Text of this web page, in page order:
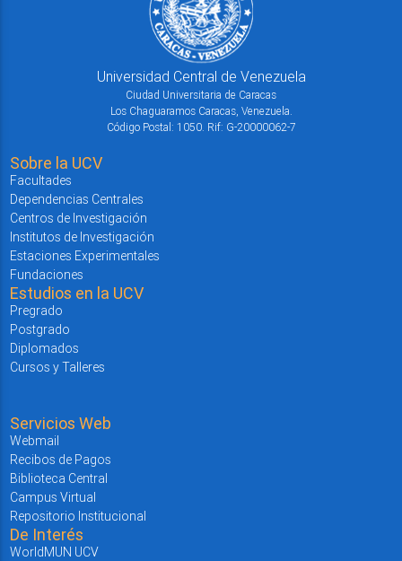
Universidad Central de Venezuela
Ciudad Universitaria de Caracas
Los Chaguaramos Caracas, Venezuela.
Código Postal: 1050. Rif: G-20000062-7
Sobre la UCV
Facultades
Dependencias Centrales
Centros de Investigación
Institutos de Investigación
Estaciones Experimentales
Fundaciones
Estudios en la UCV
Pregrado
Postgrado
Diplomados
Cursos y Talleres
Servicios Web
Webmail
Recibos de Pagos
Biblioteca Central
Campus Virtual
Repositorio Institucional
De Interés
WorldMUN UCV